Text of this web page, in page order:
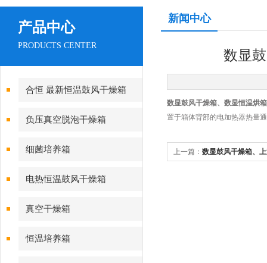
产品中心
PRODUCTS CENTER
合恒 最新恒温鼓风干燥箱
负压真空脱泡干燥箱
细菌培养箱
电热恒温鼓风干燥箱
真空干燥箱
恒温培养箱
新闻中心
数显
数显鼓风干燥箱、数显恒温烘
置于箱体背部的电加热器热量
上一篇： 数显鼓风干燥箱、